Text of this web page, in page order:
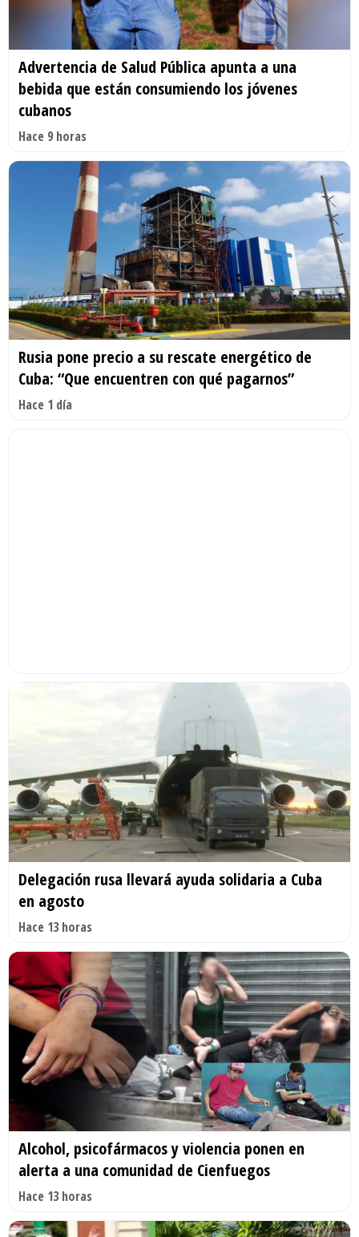
Advertencia de Salud Pública apunta a una
bebida que están consumiendo los jóvenes
cubanos
Hace 9 horas
Rusia pone precio a su rescate energético de
Cuba: “Que encuentren con qué pagarnos”
Hace 1 día
Delegación rusa llevará ayuda solidaria a Cuba
en agosto
Hace 13 horas
Alcohol, psicofármacos y violencia ponen en
alerta a una comunidad de Cienfuegos
Hace 13 horas